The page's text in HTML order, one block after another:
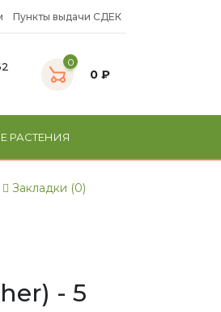
Пункты выдачи СДЕК
0
0 ₽
РАСТЕНИЯ
Закладки (0)
- 5